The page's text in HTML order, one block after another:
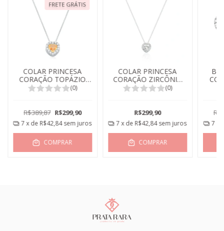
FRETE GRÁTIS
COLAR PRINCESA
CORAÇÃO TOPÁZIO
IMPERIAL (0)
R$389,87 R$299,90
7 x de R$42,84 sem juros
COMPRAR
COLAR PRINCESA
CORAÇÃO ZIRCÔNIA
CRISTAL (0)
R$299,90
7 x de R$42,84sem juros
COMPRAR
7